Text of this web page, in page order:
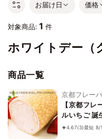
お届け日 価格
対象商品: 1 件
ホワイトデー（
商品一覧
京都フレー
【京都フ
ルいちご 誕
適 お中元
4.67(3)最短 8/